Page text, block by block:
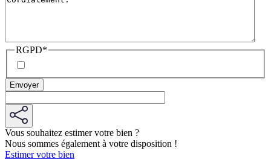
RGPD*
Vous souhaitez estimer votre bien ?
Nous sommes également à votre disposition !
Estimer votre bien